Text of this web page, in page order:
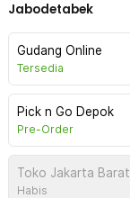
Jabodetabek
Gudang Online
Tersedia
Pick n Go Depok
Pre-Order
Toko Jakarta Barat
Habis